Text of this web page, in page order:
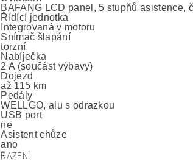
BAFANG LCD panel, 5 stupňů asistence,
Řídící jednotka
Integrovaná v motoru
Snímač šlapání
torzní
Nabíječka
2 A (součást výbavy)
Dojezd
až 115 km
Pedály
WELLGO, alu s odrazkou
USB port
ne
Asistent chůze
ano
ŘAZENÍ